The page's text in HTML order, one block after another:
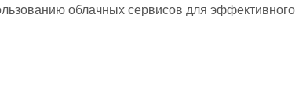
облачных сервисов для эффективного